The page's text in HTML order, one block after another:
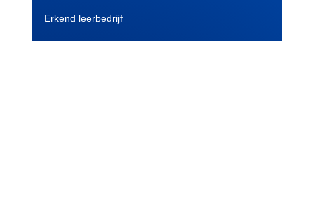
Erkend leerbedrijf